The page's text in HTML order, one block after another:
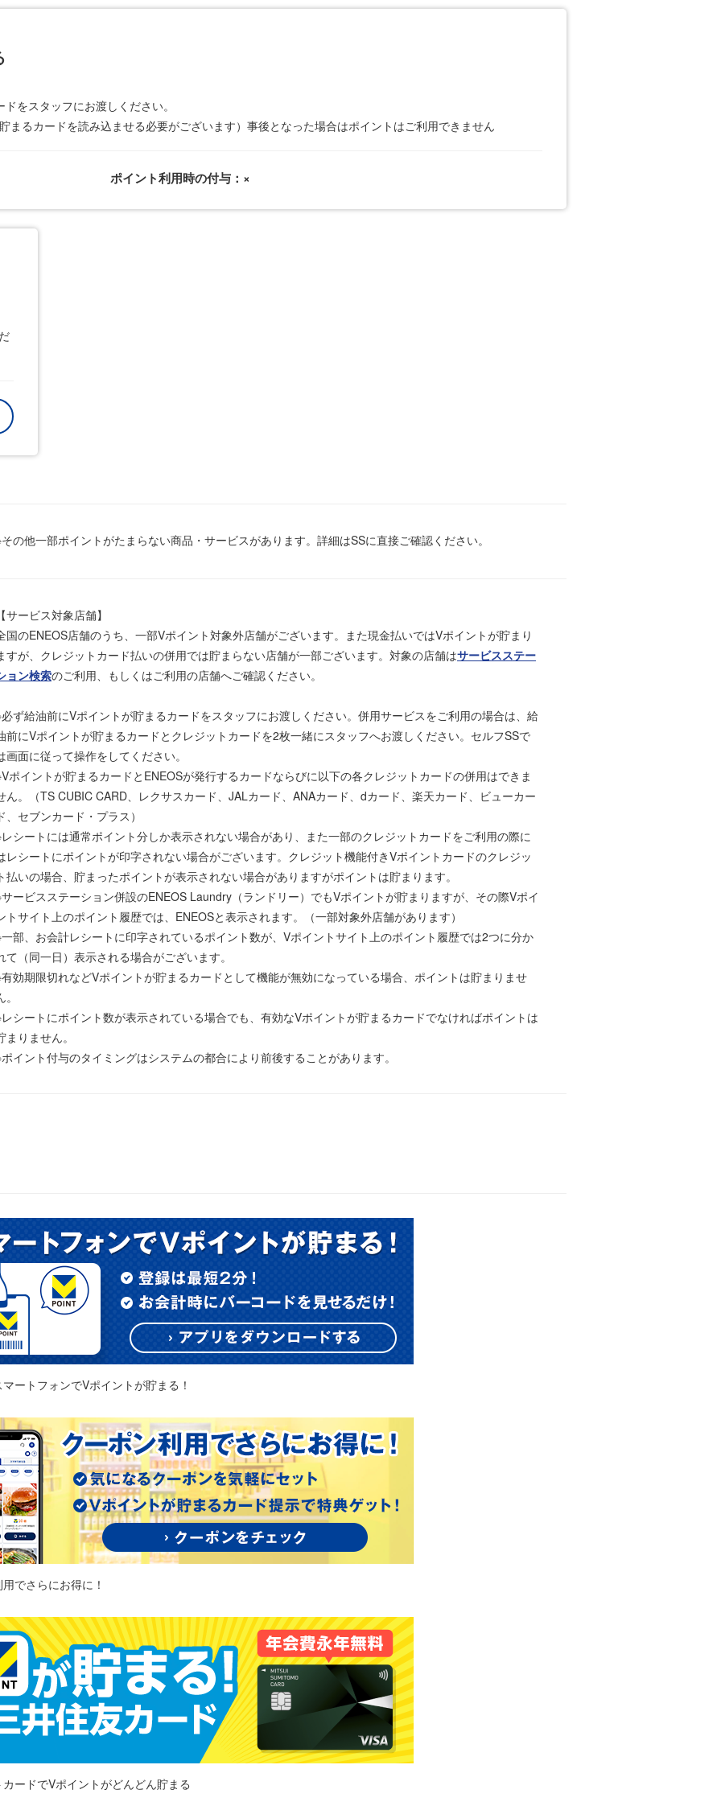
をスタッフにお渡しください。
まるカードを読み込ませる必要がございます）事後となった場合はポイントはご利用できません
ポイント利用時の付与：×
の他一部ポイントがたまらない商品・サービスがあります。詳細はSSに直接ご確認ください。
サービス対象店舗】
国のENEOS店舗のうち、一部Vポイント対象外店舗がございます。また現金払いではVポイントが貯まり
すが、クレジットカード払いの併用では貯まらない店舗が一部ございます。対象の店舗はサービスステー
ョン検索のご利用、もしくはご利用の店舗へご確認ください。
ず給油前にVポイントが貯まるカードをスタッフにお渡しください。併用サービスをご利用の場合は、給
前にVポイントが貯まるカードとクレジットカードを2枚一緒にスタッフへお渡しください。セルフSSで
画面に従って操作をしてください。
ポイントが貯まるカードとENEOSが発行するカードならびに以下の各クレジットカードの併用はできま
ん。（TS CUBIC CARD、レクサスカード、JALカード、ANAカード、dカード、楽天カード、ビューカー
、セブンカード・プラス）
シートには通常ポイント分しか表示されない場合があり、また一部のクレジットカードをご利用の際に
レシートにポイントが印字されない場合がございます。クレジット機能付きVポイントカードのクレジッ
払いの場合、貯まったポイントが表示されない場合がありますがポイントは貯まります。
ービスステーション併設のENEOS Laundry（ランドリー）でもVポイントが貯まりますが、その際Vポイ
トサイト上のポイント履歴では、ENEOSと表示されます。（一部対象外店舗があります）
部、お会計レシートに印字されているポイント数が、Vポイントサイト上のポイント履歴では2つに分か
て（同一日）表示される場合がございます。
効期限切れなどVポイントが貯まるカードとして機能が無効になっている場合、ポイントは貯まりませ
シートにポイント数が表示されている場合でも、有効なVポイントが貯まるカードでなければポイントは
まりません。
イント付与のタイミングはシステムの都合により前後することがあります。
ートフォンでVポイントが貯まる！
でさらにお得に！
ードでVポイントがどんどん貯まる